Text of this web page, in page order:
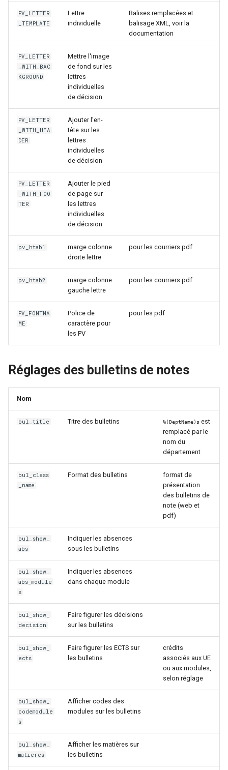
PV_LETTER
_TEMPLATE
Lettre
individuelle
Balises remplacées et
balisage XML, voir la
documentation
PV_LETTER
_WITH_BAC
KGROUND
Mettre l'image
de fond sur les
lettres
individuelles
de décision
PV_LETTER
_WITH_HEA
DER
Ajouter l'en-
tête sur les
lettres
individuelles
de décision
PV_LETTER
_WITH_FOO
TER
Ajouter le pied
de page sur
les lettres
individuelles
de décision
pv_htab1
marge colonne
droite lettre
pour les courriers pdf
pv_htab2
marge colonne
gauche lettre
pour les courriers pdf
PV_FONTNA
ME
Police de
caractère pour
les PV
pour les pdf
Réglages des bulletins de notes
Nom
bul_title Titre des bulletins %(DeptName)s est
remplacé par le
nom du
département
bul_class
_name
Format des bulletins
format de
présentation
des bulletins de
note (web et
pdf)
bul_show_
abs
Indiquer les absences
sous les bulletins
bul_show_
abs_module
s
Indiquer les absences
dans chaque module
bul_show_
decision
Faire figurer les décisions
sur les bulletins
bul_show_
ects
Faire figurer les ECTS sur
les bulletins
crédits
associés aux UE
ou aux modules,
selon réglage
bul_show_
codemodule
s
Afficher codes des
modules sur les bulletins
bul_show_
matieres
Afficher les matières sur
les bulletins